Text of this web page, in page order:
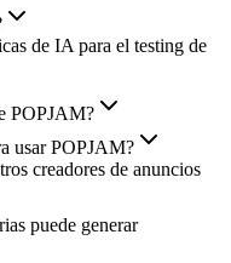
de IA para el testing de
POPJAM?
usar POPJAM?
creadores de anuncios
puede generar